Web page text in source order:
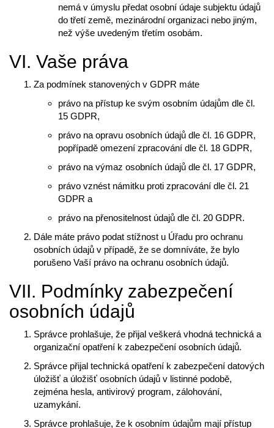
nemá v úmyslu předat osobní údaje subjektu údajů
do třetí země, mezinárodní organizaci nebo jiným,
než výše uvedeným třetím osobám.
VI. Vaše práva
Za podmínek stanovených v GDPR máte
právo na přístup ke svým osobním údajům dle čl.
15 GDPR,
právo na opravu osobních údajů dle čl. 16 GDPR,
popřípadě omezení zpracování dle čl. 18 GDPR,
právo na výmaz osobních údajů dle čl. 17 GDPR,
právo vznést námitku proti zpracování dle čl. 21
GDPR a
právo na přenositelnost údajů dle čl. 20 GDPR.
Dále máte právo podat stížnost u Úřadu pro ochranu
osobních údajů v případě, že se domníváte, že bylo
porušeno Vaší právo na ochranu osobních údajů.
VII. Podmínky zabezpečení
osobních údajů
Správce prohlašuje, že přijal veškerá vhodná technická a
organizační opatření k zabezpečení osobních údajů.
Správce přijal technická opatření k zabezpečení datových
úložišť a úložišť osobních údajů v listinné podobě,
zejména hesla, antivirový program, zálohování,
uzamykání.
Správce prohlašuje, že k osobním údajům mají přístup